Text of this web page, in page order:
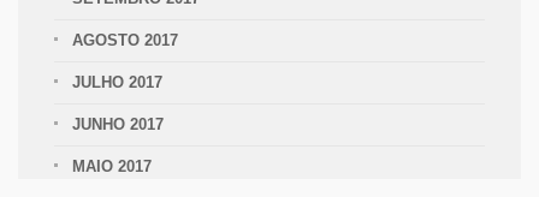
AGOSTO 2017
JULHO 2017
JUNHO 2017
MAIO 2017